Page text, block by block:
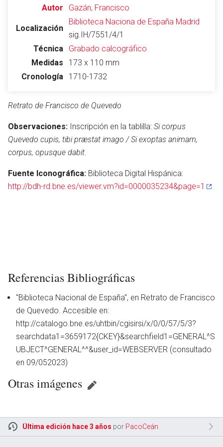
Autor Gazán, Francisco
Localización
Biblioteca Naciona de España Madrid
sig.IH/7551/4/1
Técnica
Grabado calcográfico
Medidas
173 x 110 mm
Cronología
1710-1732
Retrato de Francisco de Quevedo
Observaciones: Inscripción en la tablilla: Si corpus
Quevedo cupis, tibi præstat imago / Si exoptas animam,
corpus, opusque dabit
Fuente Iconográfica: Biblioteca Digital Hispánica:
http://bdh-rd.bne.es/viewer.vm?id=0000035234&page=1
Referencias Bibliográficas
"Biblioteca Nacional de España", en Retrato de Francisco
de Quevedo. Accesible en:
http://catalogo.bne.es/uhtbin/cgisirsi/x/0/0/57/5/3?
searchdata1=3659172{CKEY}&searchfield1=GENERAL^S
UBJECT^GENERAL^^&user_id=WEBSERVER (consultado
en 09/052023)
Otras imágenes
Última edición hace 3 años por PacoCeán